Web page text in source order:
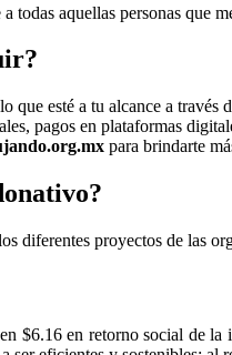
a todas aquellas personas que
que esté a tu alcance a través
pagos en plataformas
para brindarte
diferentes proyectos de las
$6.16 en retorno social de